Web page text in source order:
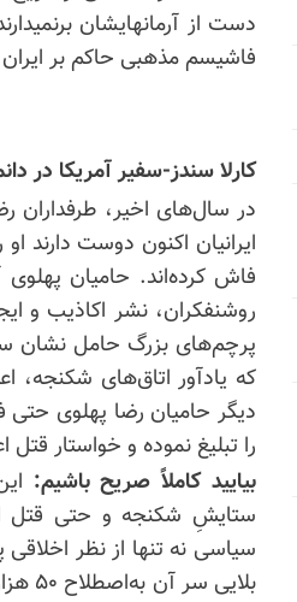
دست از آرمانهایشان
فاشیسم مذهبی حاکم بر
کارلا سندز-سفیر آمریکا در
در سال‌های اخیر، طرفداران
ایرانیان اکنون دوست دارند
فاش کرده‌اند. حامیان
روشنفکران، نشر اکاذیب و
پرچم‌های بزرگ حامل نشان
که یادآور اتاق‌های
دیگر حامیان رضا پهلوی حتی
را تبلیغ نموده و خواستار
بیایید کاملاً صریح باشیم:
ستایشِ شکنجه و حتی قتل
سیاسی نه تنها از نظر